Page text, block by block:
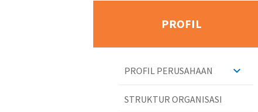
PROFIL
PROFIL PERUSAHAAN
STRUKTUR ORGANISASI